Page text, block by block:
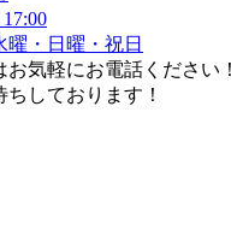
曜・日曜・祝日